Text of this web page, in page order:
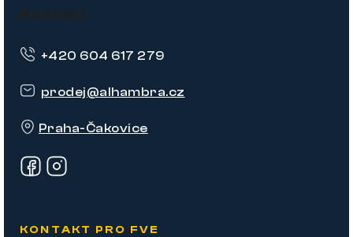
Kontakt
prodej@alhambra.cz
Praha-Čakovice
+420 604 617 279
KONTAKT PRO FVE